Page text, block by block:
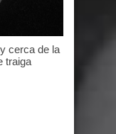
cerca de la
traiga